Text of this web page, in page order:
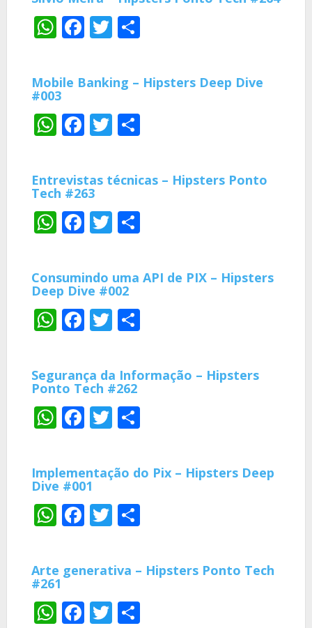
WhatsApp
Facebook
Twitter
Mobile Banking – Hipsters Deep Dive
#003
WhatsApp
Facebook
Twitter
Entrevistas técnicas – Hipsters Ponto
Tech #263
WhatsApp
Facebook
Twitter
Consumindo uma API de PIX – Hipsters
Deep Dive #002
WhatsApp
Facebook
Twitter
Segurança da Informação – Hipsters
Ponto Tech #262
WhatsApp
Facebook
Twitter
Implementação do Pix – Hipsters Deep
Dive #001
WhatsApp
Facebook
Twitter
Arte generativa – Hipsters Ponto Tech
#261
WhatsApp
Facebook
Twitter